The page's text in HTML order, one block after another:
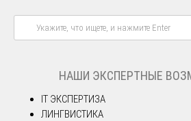
НАШИ ЭКСПЕРТНЫЕ
IT ЭКСПЕРТИЗА
ЛИНГВИСТИКА